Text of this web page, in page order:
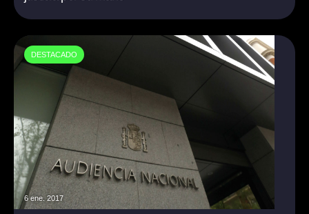
DESTACADO
6 ene. 2017